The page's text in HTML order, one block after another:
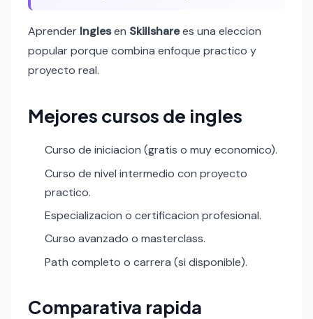
Aprender Inglesen Skillsharees una eleccion
popular porque combina enfoque practico y
proyecto real.
Mejores cursos de ingles
Curso de iniciacion (gratis o muy economico).
Curso de nivel intermedio con proyecto
practico.
Especializacion o certificacion profesional.
Curso avanzado o masterclass.
Path completo o carrera (si disponible).
Comparativa rapida